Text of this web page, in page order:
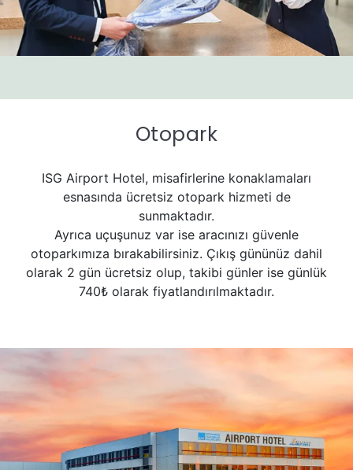
Otopark
ISG Airport Hotel, misafirlerine konaklamaları
esnasında ücretsiz otopark hizmeti de
sunmaktadır.
Ayrıca uçuşunuz var ise aracınızı güvenle
otoparkımıza bırakabilirsiniz. Çıkış gününüz dahil
olarak 2 gün ücretsiz olup, takibi günler ise günlük
740₺ olarak fiyatlandırılmaktadır.